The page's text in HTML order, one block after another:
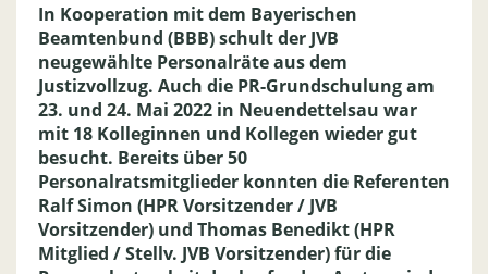
In Kooperation mit dem Bayerischen
Beamtenbund (BBB) schult der JVB
neugewählte Personalräte aus dem
Justizvollzug. Auch die PR-Grundschulung am
23. und 24. Mai 2022 in Neuendettelsau war
mit 18 Kolleginnen und Kollegen wieder gut
besucht. Bereits über 50
Personalratsmitglieder konnten die Referenten
Ralf Simon (HPR Vorsitzender / JVB
Vorsitzender) und Thomas Benedikt (HPR
Mitglied / Stellv. JVB Vorsitzender) für die